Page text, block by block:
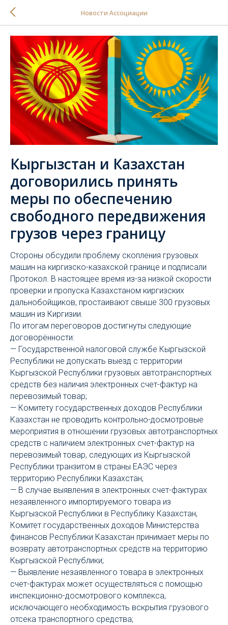
Новости Ассоциации
Кыргызстан и Казахстан
договорились принять
меры по обеспечению
свободного передвижения
грузов через границу
Стороны обсудили проблему скопления грузовых
машин на киргизско-казахской границе и подписали
Протокол. В настоящее время из-за низкой скорости
проверки и пропуска Казахстаном киргизских
дальнобойщиков, простаивают свыше 300 грузовых
машин из Киргизии.
По итогам переговоров достигнуты следующие
договорённости:
— Государственной налоговой службе Кыргызской
Республики не допускать выезд с территории
Кыргызской Республики грузовых автотранспортных
средств без наличия электронных счет-фактур на
перевозимый товар;
— Комитету государственных доходов Республики
Казахстан не проводить контрольно-досмотровые
мероприятия в отношении грузовых автотранспортных
средств с наличием электронных счет-фактур на
перевозимый товар, следующих из Кыргызской
Республики транзитом в страны ЕАЭС через
территорию Республики Казахстан;
— В случае выявления в электронных счет-фактурах
незаявленного импортируемого товара из
Кыргызской Республики в Республику Казахстан,
Комитет государственных доходов Министерства
финансов Республики Казахстан принимает меры по
возврату автотранспортных средств на территорию
Кыргызской Республики;
— Выявление незаявленного товара в электронных
счет-фактурах может осуществляться с помощью
инспекционно-досмотрового комплекса,
исключающего необходимость вскрытия грузового
отсека транспортного средства;